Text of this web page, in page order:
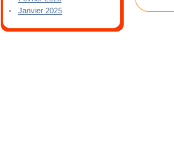
Janvier 2025